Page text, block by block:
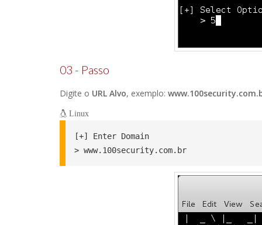
03 - Passo
Digite o URL Alvo, exemplo:
Linux
[+] Enter Domain
> www.100security.com.br